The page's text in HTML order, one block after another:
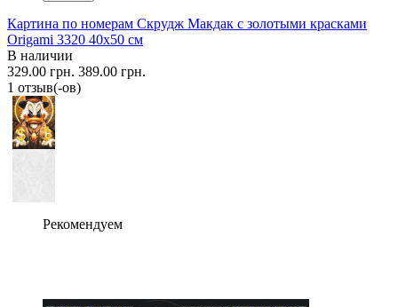
Картина по номерам Скрудж Макдак с золотыми красками
Origami 3320 40x50 см
В наличии
329.00 грн. 389.00 грн.
1 отзыв(-ов)
Рекомендуем